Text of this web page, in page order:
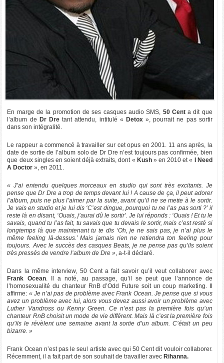
En marge de la promotion de ses casques audio SMS, 50 Centa dit que
l’album de Dr Dre tant attendu, intitulé « Detox», pourrait ne pas sortir
dans son intégralité.
Le rappeur a commencé à travailler sur cet opus en 2001. 11 ans après, la
date de sortie de l’album solo de Dr Dre n’est toujours pas confirmée, bien
que deux singles en soient déjà extraits, dont « Kush» en 2010 et «
I Need
A Doctor », en 2011.
« J’ai entendu quelques morceaux en studio qui sont très excitants. Je
pense que Dr Dre a trop de temps devant lui ! A cause de ça, il peut adorer
l’album, puis ne plus l’aimer par la suite, avant qu’il ne se mette à le sortir.
Je vais en studio et je lui dis ‘C’est dingue, pourquoi tu ne l’as pas sorti ?’ il
reste là en disant, ‘Ouais, j’aurai dû le sortir’. Je lui réponds : ‘Ouais ! Et tu le
savais, quand tu l’as fait, tu savais que tu devais le sortir, mais c’est resté si
longtemps là que maintenant tu te dis ‘Oh, je ne sais pas, je n’ai plus le
même feeling là-dessus.’ Mais jamais rien ne retiendra ton feeling pour
toujours. Avec le succès des casques Beats, je ne pense pas qu’ils soient
très pressés de vendre l’album de Dre », a-t-il déclaré.
Dans la même interview, 50 Cent a fait savoir qu’il veut collaborer avec
Frank Ocean. Il a noté, au passage, qu’il se peut que l’annonce de
l’homosexualité du chanteur RnB d’Odd Future soit un coup marketing. Il
affirme: « Je n’ai pas de problème avec Frank Ocean. Je pense que si vous
avez un problème avec lui, alors vous devez aussi avoir un problème avec
Luther Vandross ou Kenny Green. Ce n’est pas la première fois qu’un
chanteur RnB choisit un mode de vie différent. Mais là c’est la première fois
qu’ils le révèlent une semaine avant la sortie d’un album. C’était un peu
bizarre. »
Frank Ocean n’est pas le seul artiste avec qui 50 Cent dit vouloir collaborer.
Récemment, il a fait part de son souhait de travailler avec Rihanna.